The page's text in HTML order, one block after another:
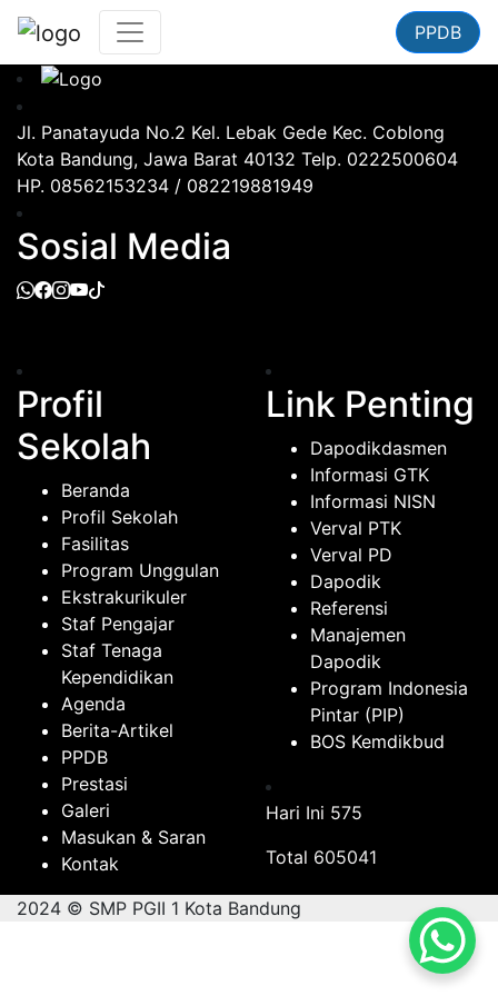
PPDB
Jl. Panatayuda No.2 Kel. Lebak Gede Kec. Coblong
Kota Bandung, Jawa Barat 40132 Telp. 0222500604
HP. 08562153234 / 082219881949
Sosial Media
Profil
Sekolah
Beranda
Profil Sekolah
Fasilitas
Program Unggulan
Ekstrakurikuler
Staf Pengajar
Staf Tenaga
Kependidikan
Agenda
Berita-Artikel
PPDB
Prestasi
Galeri
Masukan & Saran
Kontak
Link Penting
Dapodikdasmen
Informasi GTK
Informasi NISN
Verval PTK
Verval PD
Dapodik
Referensi
Manajemen
Dapodik
Program Indonesia
Pintar (PIP)
BOS Kemdikbud
Hari Ini 575
Total 605041
2024 © SMP PGII 1 Kota Bandung